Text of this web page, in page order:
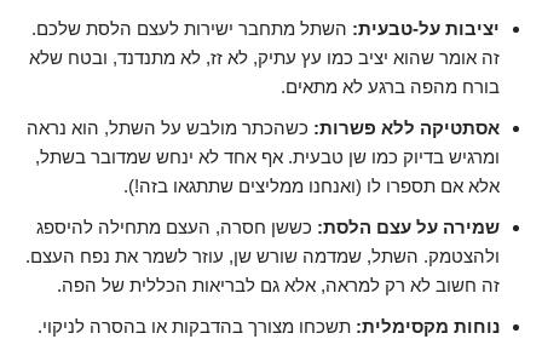
יציבות על-טבעית: השתל מתחבר ישירות לעצם הלסת שלכם.
זה אומר שהוא יציב כמו עץ עתיק, לא זז, לא מתנדנד, ובטח שלא
בורח מהפה ברגע לא מתאים.
אסתטיקה ללא פשרות: כשהכתר מולבש על השתל, הוא נראה
ומרגיש בדיוק כמו שן טבעית. אף אחד לא ינחש שמדובר בשתל,
אלא אם תספרו לו (ואנחנו ממליצים שתתגאו בזה!).
שמירה על עצם הלסת: כששן חסרה, העצם מתחילה להיספג
ולהצטמק. השתל, שמדמה שורש שן, עוזר לשמר את נפח העצם.
זה חשוב לא רק למראה, אלא גם לבריאות הכללית של הפה.
נוחות מקסימלית: תשכחו מצורך בהדבקות או בהסרה לניקוי.